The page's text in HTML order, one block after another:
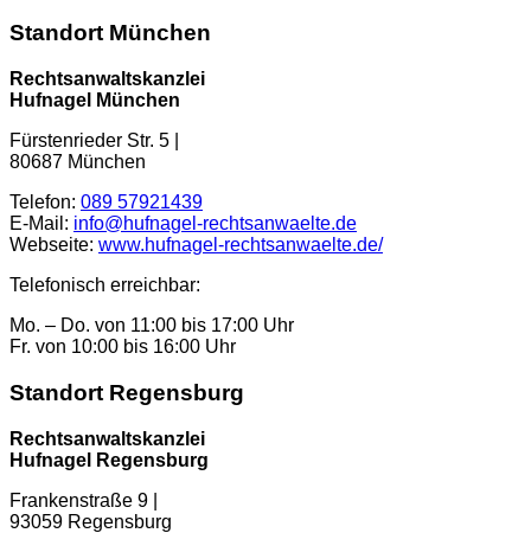
Standort München
Rechtsanwaltskanzlei
Hufnagel München
Fürstenrieder Str. 5
80687 München
Telefon: 089 57921439
E-Mail: info@hufnagel-rechtsanwaelte.de
Webseite: www.hufnagel-rechtsanwaelte.de/
Telefonisch erreichbar:
Mo. – Do. von 11:00 bis 17:00 Uhr
Fr. von 10:00 bis 16:00 Uhr
Standort Regensburg
Rechtsanwaltskanzlei
Hufnagel Regensburg
Frankenstraße 9 |
93059 Regensburg